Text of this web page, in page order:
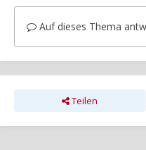
Auf dieses Thema
Teilen